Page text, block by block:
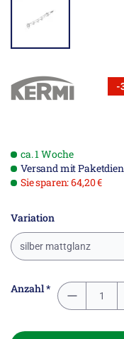
-
ca. 1 Woche
Versand mit
Sie sparen: 64,20 €
Variation
silber mattglanz
Anzahl *